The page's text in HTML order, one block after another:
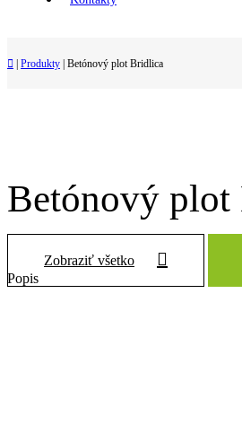
Produkty Betónový plot Bridlica
Betónový
Zobraziť všetko
Popis